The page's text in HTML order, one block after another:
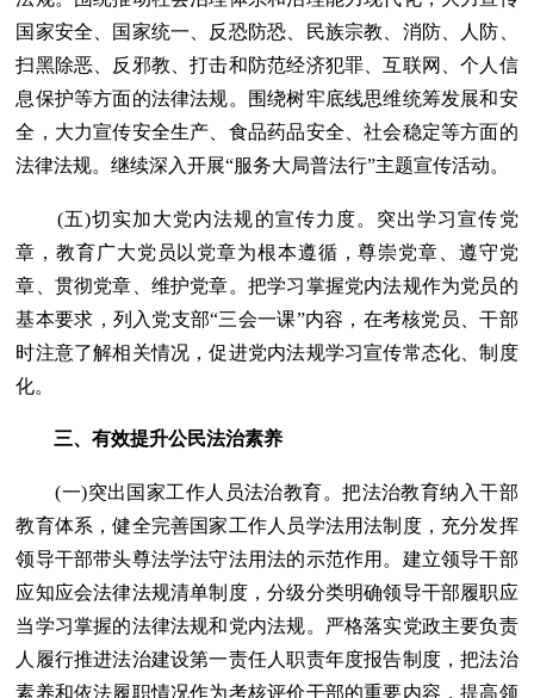
国家安全、国家统一、反恐防恐、民族宗教、消防、人防、
扫黑除恶、反邪教、打击和防范经济犯罪、互联网、个人信
息保护等方面的法律法规。围绕树牢底线思维统筹发展和安
全，大力宣传安全生产、食品药品安全、社会稳定等方面的
法律法规。继续深入开展“服务大局普法行”主题宣传活动。
(五)切实加大党内法规的宣传力度。突出学习宣传党
章，教育广大党员以党章为根本遵循，尊崇党章、遵守党
章、贯彻党章、维护党章。把学习掌握党内法规作为党员的
基本要求，列入党支部“三会一课”内容，在考核党员、干部
时注意了解相关情况，促进党内法规学习宣传常态化、制度
化。
三、有效提升公民法治素养
(一)突出国家工作人员法治教育。把法治教育纳入干部
教育体系，健全完善国家工作人员学法用法制度，充分发挥
领导干部带头尊法学法守法用法的示范作用。建立领导干部
应知应会法律法规清单制度，分级分类明确领导干部履职应
当学习掌握的法律法规和党内法规。严格落实党政主要负责
人履行推进法治建设第一责任人职责年度报告制度，把法治
素养和依法履职情况作为考核评价干部的重要内容，提高领